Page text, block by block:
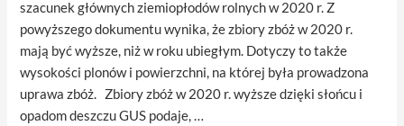
szacunek głównych ziemiopłodów rolnych w 2020 r. Z
powyższego dokumentu wynika, że zbiory zbóż w 2020 r.
mają być wyższe, niż w roku ubiegłym. Dotyczy to także
wysokości plonów i powierzchni, na której była prowadzona
uprawa zbóż. Zbiory zbóż w 2020 r. wyższe dzięki słońcu i
opadom deszczu GUS podaje, …